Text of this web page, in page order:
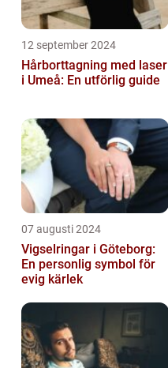
12 september 2024
Hårborttagning med laser
i Umeå: En utförlig guide
07 augusti 2024
Vigselringar i Göteborg:
En personlig symbol för
evig kärlek